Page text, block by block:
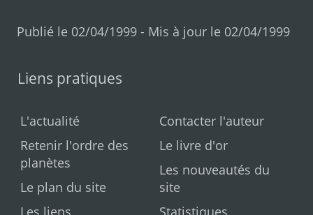
Publié le 02/04/1999 - Mis à jour le 02/04/1999
Liens pratiques
L'actualité
Retenir l'ordre des
planètes
Le plan du site
Les liens
Contacter l'auteur
Le livre d'or
Les nouveautés du
site
Statistiques